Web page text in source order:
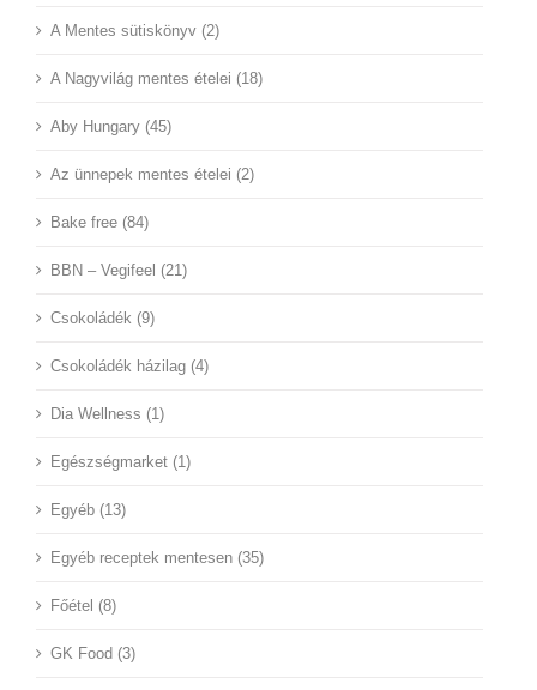
A Mentes sütiskönyv (2)
A Nagyvilág mentes ételei (18)
Aby Hungary (45)
Az ünnepek mentes ételei (2)
Bake free (84)
BBN – Vegifeel (21)
Csokoládék (9)
Csokoládék házilag (4)
Dia Wellness (1)
Egészségmarket (1)
Egyéb (13)
Egyéb receptek mentesen (35)
Főétel (8)
GK Food (3)